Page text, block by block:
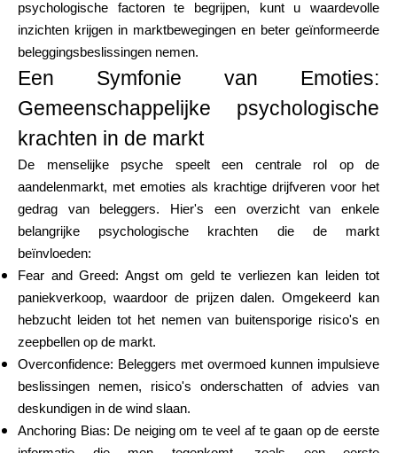
Hulp
Mijn Account
Financiering krijgen
ask@scrambleup.com
+372 712 2955
psychologische factoren te begrijpen, kunt u waardevolle
inzichten krijgen in marktbewegingen en beter geïnformeerde
beleggingsbeslissingen nemen.
Een Symfonie van Emoties:
Gemeenschappelijke psychologische
krachten in de markt
De menselijke psyche speelt een centrale rol op de
aandelenmarkt, met emoties als krachtige drijfveren voor het
gedrag van beleggers. Hier's een overzicht van enkele
belangrijke psychologische krachten die de markt
beïnvloeden:
Fear and Greed: Angst om geld te verliezen kan leiden tot
paniekverkoop, waardoor de prijzen dalen. Omgekeerd kan
hebzucht leiden tot het nemen van buitensporige risico's en
zeepbellen op de markt.
Overconfidence: Beleggers met overmoed kunnen impulsieve
beslissingen nemen, risico's onderschatten of advies van
deskundigen in de wind slaan.
Anchoring Bias: De neiging om te veel af te gaan op de eerste